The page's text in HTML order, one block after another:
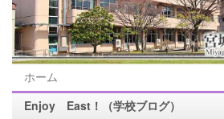
ホーム
Enjoy East！（学校ブログ）